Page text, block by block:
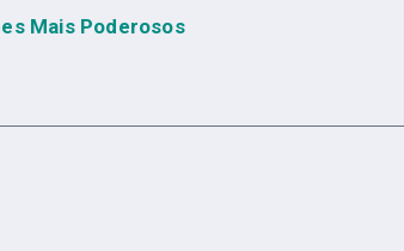
Mais Poderosos